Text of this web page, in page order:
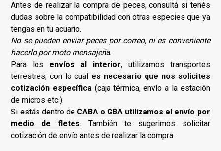
Antes de realizar la compra de peces, consultá si tenés
dudas sobre la compatibilidad con otras especies que ya
tengas en tu acuario.
No se pueden enviar peces por correo, ni es conveniente
hacerlo por moto mensajería.
Para los envíos al interior, utilizamos transportes
terrestres, con lo cual es necesario que nos solicites
cotización específica (caja térmica, envío a la estación
de micros etc.).
Si estás dentro deCABA o GBA utilizamos el envío por
medio de fletes. También te sugerimos solicitar
cotización de envío antes de realizar la compra.